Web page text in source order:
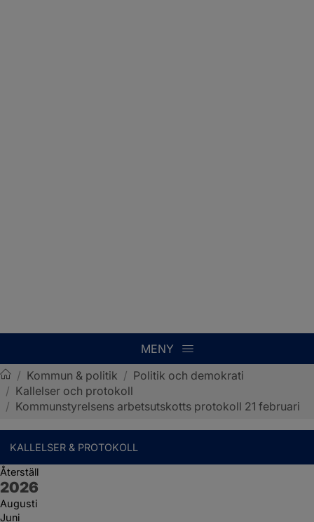
MENY
Sotenäs kommun
/ Kommun & politik / Politik och demokrati
/ Kallelser och protokoll
/ Kommunstyrelsens arbetsutskotts protokoll 21 februari
KALLELSER & PROTOKOLL
Återställ
År:
2026
Augusti
Juni